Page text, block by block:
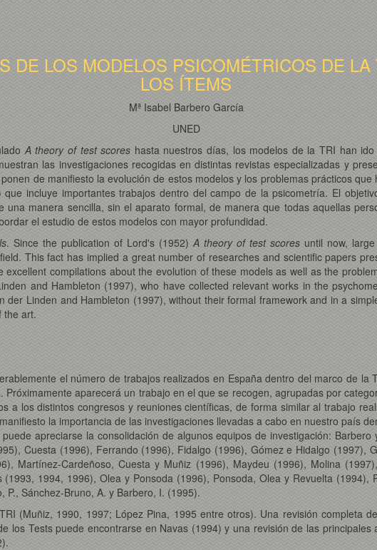
DE LOS MODELOS PSICOMÉTRICOS DE
LOS ÍTEMS
Mª Isabel Barbero García
UNED
A theory of test scores hasta nuestros días, los modelos de la TRI han
las investigaciones recogidas en distintas revistas especializadas y
de manifiesto la evolución de estos modelos y los problemas prácticos
incluye importantes trabajos dentro del campo de la psicometría. El
manera sencilla, sin el aparato formal, de manera que todas aquellas
el estudio de estos modelos con mayor profundidad.
. Since the publication of Lord's (1952) A theory of test scores until now,
This fact has implied a great number of researches and scientific papers
compilations about the evolution of these models as well as the
and Hambleton (1997), who have collected relevant works in the
der Linden and Hambleton (1997), without their formal framework and in a
the art.
el número de trabajos realizados en España dentro del marco de
aparecerá un trabajo en el que se recogen, agrupadas por
a los distintos congresos y reuniones científicas, de forma similar al trabajo
la importancia de las investigaciones llevadas a cabo en nuestro país
apreciarse la consolidación de algunos equipos de investigación:
Cuesta (1996), Ferrando (1996), Fidalgo (1996), Gómez e Hidalgo (1997),
Martínez-Cardeñoso, Cuesta y Muñiz (1996), Maydeu (1996), Molina
1994, 1996), Olea y Ponsoda (1996), Ponsoda, Olea y Revuelta (1994),
Sánchez-Bruno, A. y Barbero, I. (1995).
(Muñiz, 1990, 1997; López Pina, 1995 entre otros). Una revisión completa
los Tests puede encontrarse en Navas (1994) y una revisión de las